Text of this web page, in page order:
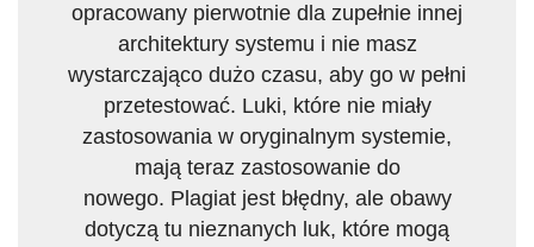
opracowany pierwotnie dla zupełnie innej
architektury systemu i nie masz
wystarczająco dużo czasu, aby go w pełni
przetestować. Luki, które nie miały
zastosowania w oryginalnym systemie,
mają teraz zastosowanie do
nowego. Plagiat jest błędny, ale obawy
dotyczą tu nieznanych luk, które mogą